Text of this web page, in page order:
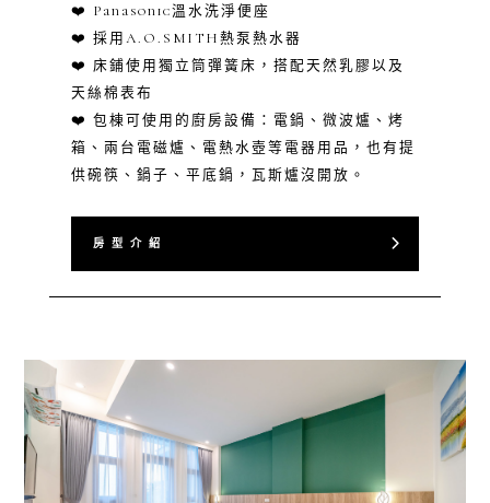
❤️ Panasonic溫水洗淨便座
❤️ 採用A.O.SMITH熱泵熱水器
❤️ 床鋪使用獨立筒彈簧床，搭配天然乳膠以及
天絲棉表布
❤️ 包棟可使用的廚房設備： 電鍋、微波爐、烤
箱、兩台電磁爐、電熱水壺等電器用品，也有提
供碗筷、鍋子、平底鍋，瓦斯爐沒開放。
房 型 介 紹